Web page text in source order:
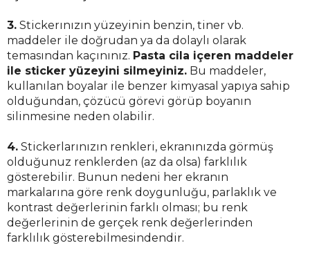
3. Stickerınızın yüzeyinin benzin, tiner vb.
maddeler ile doğrudan ya da dolaylı olarak
temasından kaçınınız. Pasta cila içeren maddeler
ile sticker yüzeyini silmeyiniz. Bu maddeler,
kullanılan boyalar ile benzer kimyasal yapıya sahip
olduğundan, çözücü görevi görüp boyanın
silinmesine neden olabilir.
4. Stickerlarınızın renkleri, ekranınızda görmüş
olduğunuz renklerden (az da olsa) farklılık
gösterebilir. Bunun nedeni her ekranın
markalarına göre renk doygunluğu, parlaklık ve
kontrast değerlerinin farklı olması; bu renk
değerlerinin de gerçek renk değerlerinden
farklılık gösterebilmesindendir.